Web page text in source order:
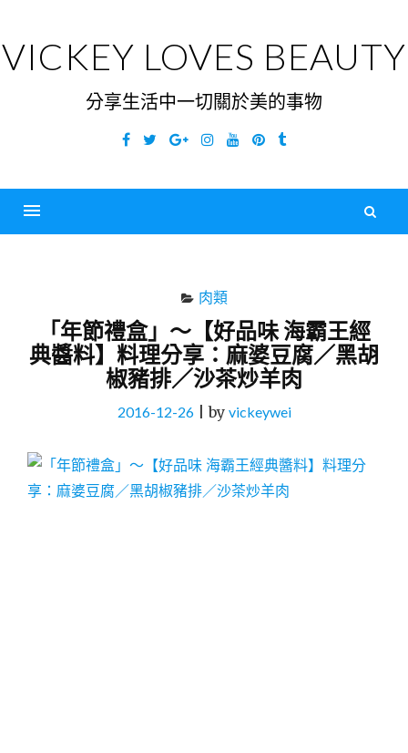
content
VICKEY LOVES BEAUTY
分享生活中一切關於美的事物
Facebook
TwitterGoogleInstagramYouTubePinterest
Tumblr
肉類
「年節禮盒」～【好品味 海霸王經
典醬料】料理分享：麻婆豆腐／黑胡
椒豬排／沙茶炒羊肉
2016-12-26|by vickeywei